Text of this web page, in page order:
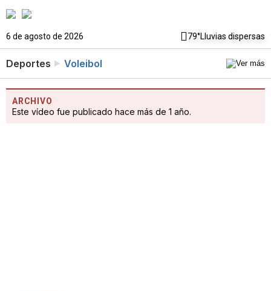
6 de agosto de 2026 79°Lluvias dispersas
Deportes Voleibol
ARCHIVO
Este vídeo fue publicado hace más de 1 año.